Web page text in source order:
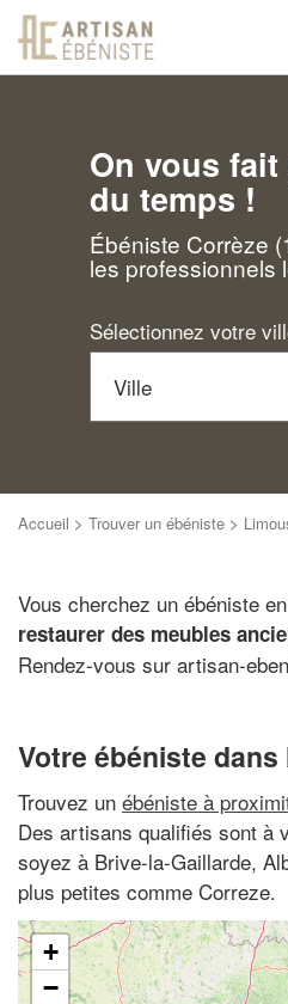
On vous
du temps !
Ébéniste Corrèze
les professionnels
Sélectionnez votre
Accueil > Trouver un ébéniste >
Vous cherchez un ébéniste
restaurer des meubles
Rendez-vous sur artisan-
Votre ébéniste dans
Trouvez un ébéniste à
Des artisans qualifiés sont à
soyez à Brive-la-Gaillarde,
plus petites comme Correze.
+
−